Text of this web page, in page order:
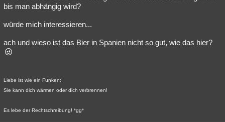
Astronomie Helpdesk
Musik Clash Verbesserungen Allmystery English
Übersichten
Lesenswert Schlüsselwörter
bis man abhängig wird?
würde mich interessieren...
ach und wieso ist das Bier in Spanien nicht so gut, wie das hier?
Liebe ist wie ein Funken:
Sie kann dich wärmen oder dich verbrennen!
Es lebe der Rechtschreibung! *gg*